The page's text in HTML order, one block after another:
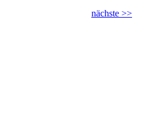
nächste >>